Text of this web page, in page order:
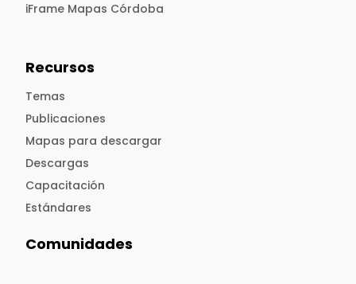
iFrame Mapas Córdoba
Recursos
Temas
Publicaciones
Mapas para descargar
Descargas
Capacitación
Estándares
Comunidades